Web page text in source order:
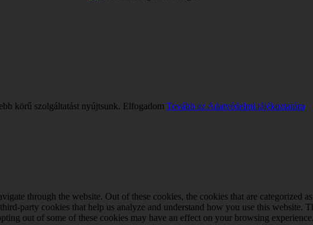
körű szolgáltatást nyújtsunk. Elfogadom Tovább az Adatvédelmi tájékoztatóra
through the website. Out of these cookies, the cookies that are categorized
party cookies that help us analyze and understand how you use this
out of some of these cookies may have an effect on your browsing experience.